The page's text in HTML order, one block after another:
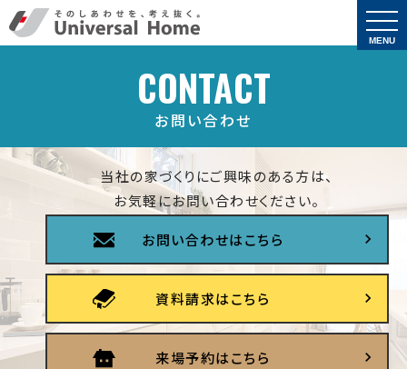
CONTACT
お問い合わせ
当社の家づくりにご興味のある方は、
お気軽にお問い合わせください。
お問い合わせはこちら
資料請求はこちら
来場予約はこちら
MENU